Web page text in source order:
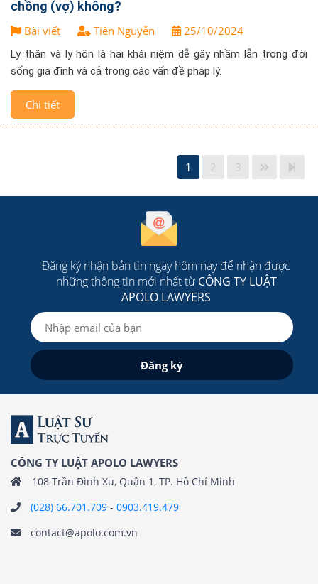
chồng (vợ) không?
Bài viết Tiên Nguyễn 25/10/2024
Ly thân và ly hôn là hai khái niệm dễ gây nhầm lẫn trong đời
sống gia đình và cả trong các vấn đề pháp lý.
Chi tiết
1 2 3
Đăng ký nhận bản tin ngay hôm nay để nhận được
những thông tin mới nhất từCÔNG TY LUẬT
APOLO LAWYERS
CÔNG TY LUẬT APOLO LAWYERS
108 Trần Đình Xu, Quận 1, TP. Hồ Chí Minh
(028) 66.701.709 - 0903.419.479
contact@apolo.com.vn